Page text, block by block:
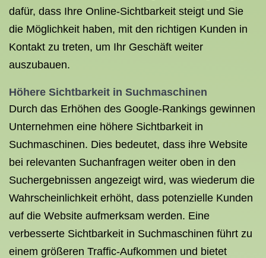
dafür, dass Ihre Online-Sichtbarkeit steigt und Sie
die Möglichkeit haben, mit den richtigen Kunden in
Kontakt zu treten, um Ihr Geschäft weiter
auszubauen.
Höhere Sichtbarkeit in Suchmaschinen
Durch das Erhöhen des Google-Rankings gewinnen
Unternehmen eine höhere Sichtbarkeit in
Suchmaschinen. Dies bedeutet, dass ihre Website
bei relevanten Suchanfragen weiter oben in den
Suchergebnissen angezeigt wird, was wiederum die
Wahrscheinlichkeit erhöht, dass potenzielle Kunden
auf die Website aufmerksam werden. Eine
verbesserte Sichtbarkeit in Suchmaschinen führt zu
einem größeren Traffic-Aufkommen und bietet